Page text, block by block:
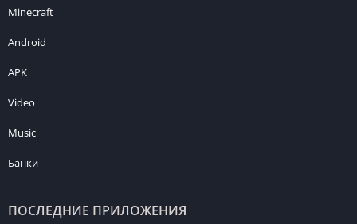
Minecraft
Android
APK
Video
Music
Банки
ПОСЛЕДНИЕ ПРИЛОЖЕНИЯ